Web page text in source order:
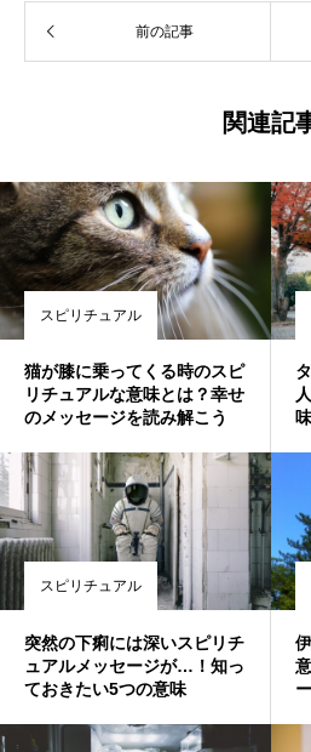
前の記事
関連記
スピリチュアル
猫が膝に乗ってくる時のスピ
リチュアルな意味とは？幸せ
のメッセージを読み解こう
スピリチュアル
突然の下痢には深いスピリチ
ュアルメッセージが…！知っ
ておきたい5つの意味